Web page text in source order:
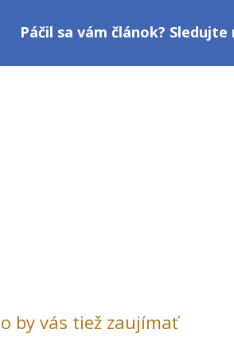
Páčil sa vám článok? Sledujte
by vás tiež zaujímať